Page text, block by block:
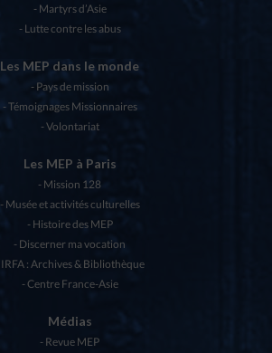
Martyrs d’Asie
Lutte contre les abus
Les MEP dans le monde
Pays de mission
Témoignages Missionnaires
Volontariat
Les MEP à Paris
Mission 128
Musée et activités culturelles
Histoire des MEP
Discerner ma vocation
IRFA : Archives & Bibliothèque
Centre France-Asie
Médias
Revue MEP